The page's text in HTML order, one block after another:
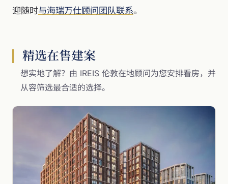
迎随时与海瑞万仕顾问团队联系。
精选在售建案
想实地了解？由 IREIS 伦敦在地顾问为您安排看房，并
从容筛选最合适的选择。